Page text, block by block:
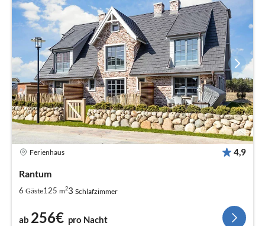
Ferienhaus 4,9
Rantum
6 Gäste125 m23 Schlafzimmer
ab 256€ pro Nacht